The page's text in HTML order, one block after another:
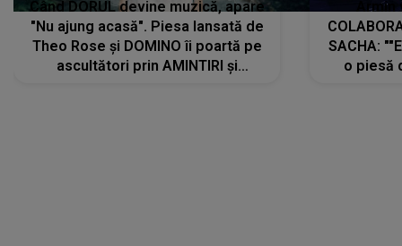
Când DORUL devine muzică, apare
"Nu ajung acasă". Piesa lansată de
Theo Rose și DOMINO îi poartă pe
ascultători prin AMINTIRI și
SACHA:
o piesă